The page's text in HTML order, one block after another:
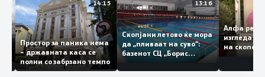
09:08 14:15
Простор за паника нема
– државната каса се
полни со забрзано темпо
13:16
Скопјани летово ќе мора
да „пливаат на суво“:
базенот СЦ „Борис
Трајковски“ е затворен
по штетите од
Алфа
на